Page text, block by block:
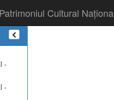
Cultural
-
-